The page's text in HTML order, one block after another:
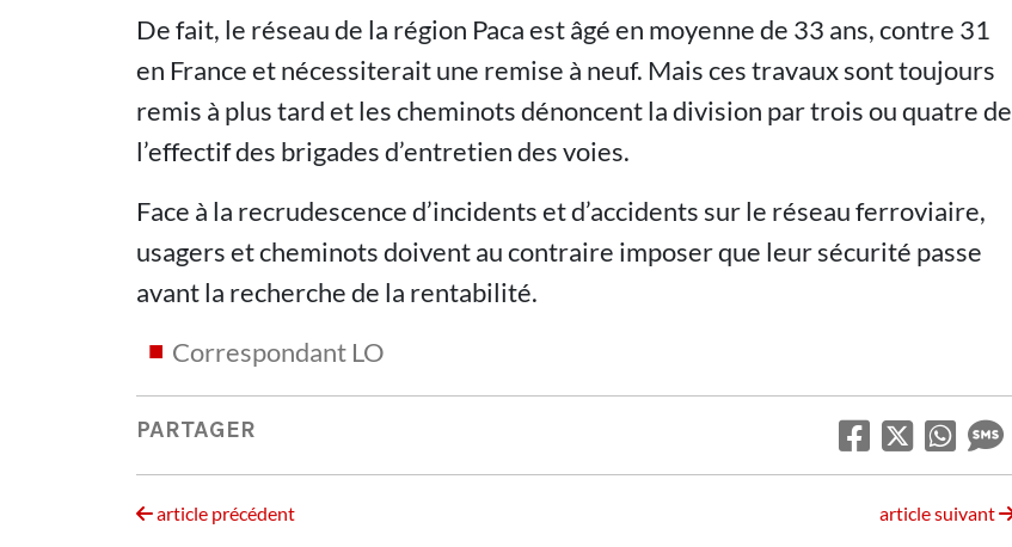
De fait, le réseau de la région Paca est âgé en moyenne de 33 ans, contre 31
en France et nécessiterait une remise à neuf. Mais ces travaux sont toujours
remis à plus tard et les cheminots dénoncent la division par trois ou quatre de
l’effectif des brigades d’entretien des voies.
Face à la recrudescence d’incidents et d’accidents sur le réseau ferroviaire,
usagers et cheminots doivent au contraire imposer que leur sécurité passe
avant la recherche de la rentabilité.
Correspondant LO
PARTAGER
article précédent article suivant